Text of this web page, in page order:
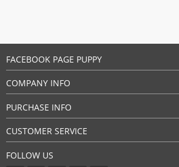
FACEBOOK PAGE PUPPY
COMPANY INFO
PURCHASE INFO
CUSTOMER SERVICE
FOLLOW US